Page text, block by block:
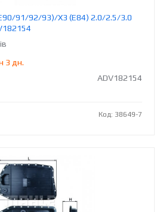
91/92/93)/X3 (E84) 2.0/2.5/3.0
3 дн.
ADV182154
Код: 38649-7